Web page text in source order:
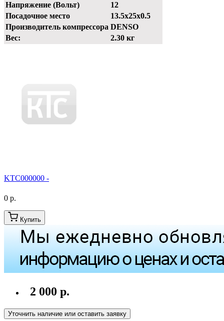
Напряжение (Вольт)
12
Посадочное место
13.5x25x0.5
Производитель компрессора DENSO
Вес:
2.30 кг
KTC000000 -
0 р.
Купить
2 000 р.
Уточнить наличие или оставить заявку